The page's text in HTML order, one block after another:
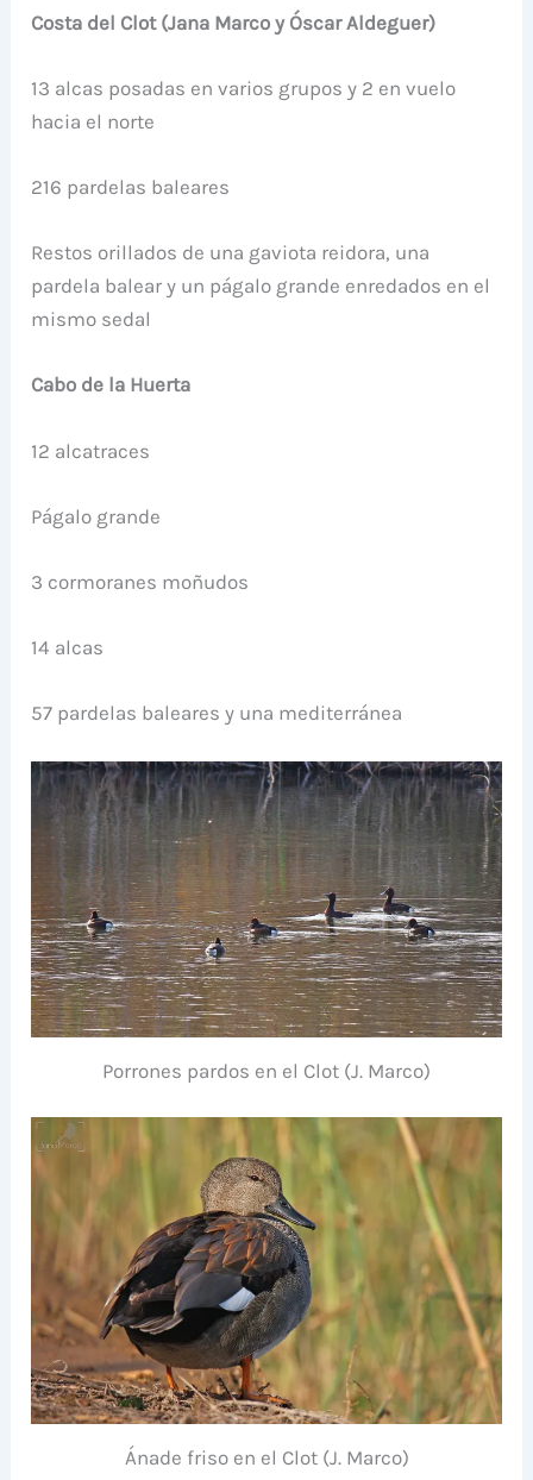
Costa del Clot (Jana Marco y Óscar Aldeguer)
13 alcas posadas en varios grupos y 2 en vuelo
hacia el norte
216 pardelas baleares
Restos orillados de una gaviota reidora, una
pardela balear y un págalo grande enredados en el
mismo sedal
Cabo de la Huerta
12 alcatraces
Págalo grande
3 cormoranes moñudos
14 alcas
57 pardelas baleares y una mediterránea
Porrones pardos en el Clot (J. Marco)
Ánade friso en el Clot (J. Marco)